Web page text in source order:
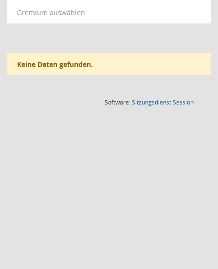
Gremium auswählen
Keine Daten gefunden.
Software:SitzungsdienstSession(Wird in